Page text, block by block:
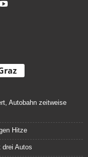
Autobahn zeitweise
Hitze
Autos